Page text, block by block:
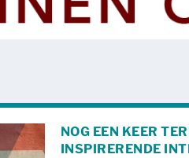
NOG EEN KEER
INSPIRERENDE